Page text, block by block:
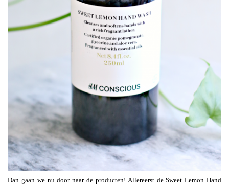
Dan gaan we nu door naar de producten! Allereerst de Sweet Lemon Hand